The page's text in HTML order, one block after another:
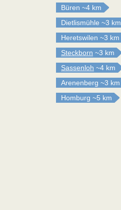
Büren ~4 km
Dietlismühle ~3 km
Heretswilen ~3 km
Steckborn ~3 km
Sassenloh ~4 km
Arenenberg ~3 km
Homburg ~5 km